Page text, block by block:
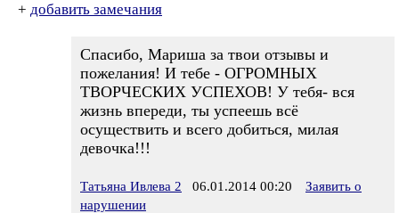
+ добавить замечания
Спасибо, Мариша за твои отзывы и
пожелания! И тебе - ОГРОМНЫХ
ТВОРЧЕСКИХ УСПЕХОВ! У тебя- вся
жизнь впереди, ты успеешь всё
осуществить и всего добиться, милая
девочка!!!
Татьяна Ивлева 2 06.01.2014 00:20
Заявить о
нарушении